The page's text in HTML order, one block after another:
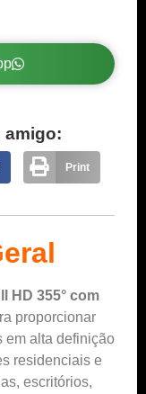
amigo:
Print
HD 355° com
proporcionar
em alta definição
residenciais e
escritórios,